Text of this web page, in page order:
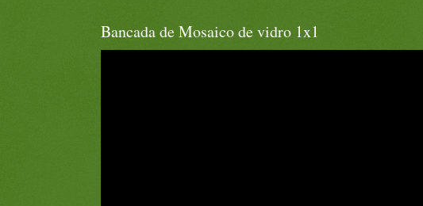
Bancada de Mosaico de vidro 1x1